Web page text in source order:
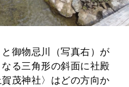
御物忌川（写真右）が
る三角形の斜面に社殿
茂神社〉はどの方向か